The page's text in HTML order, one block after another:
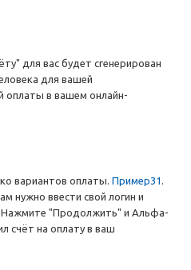
для вас будет сгенерирован
для вашей
оплаты в вашем онлайн-
вариантов оплаты. Пример31 .
нужно ввести свой логин и
Нажмите "Продолжить" и Альфа-
счёт на оплату в ваш